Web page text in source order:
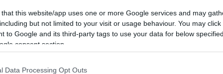
that this website/app uses one or more Google services and may
but not limited to your visit or usage behaviour. You may
to Google and its third-party tags to use your data for below
consent section.
Data Processing Opt Outs
bezár egy kiskaput: a jövőben csak
rendszerek kerülhetnek a